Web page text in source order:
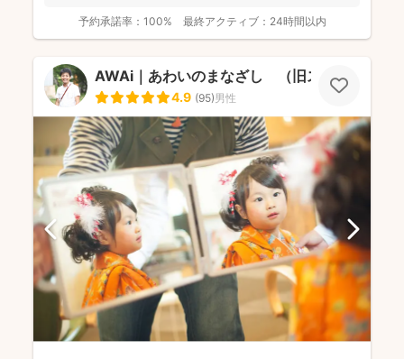
予約承諾率： 100% 最終アクティブ： 24時間以内
AWAi｜あわいのまなざし （旧スマイルツリ
4.9 (95)男性